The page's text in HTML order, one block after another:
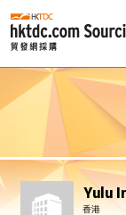
Yulu
香港